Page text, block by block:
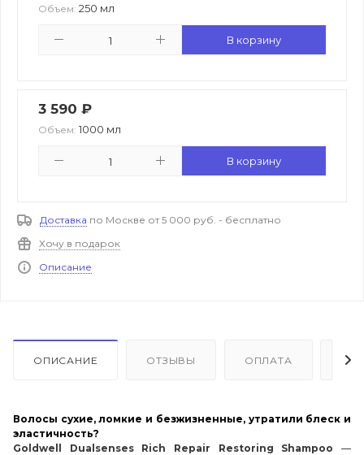
Объем: 250 мл
В корзину
3 590 ₽
Объем: 1000 мл
В корзину
Доставка по Москве от 5 000 руб. - бесплатно
Хочу в подарок
Описание
ОПИСАНИЕ ОТЗЫВЫ ОПЛАТА
Волосы сухие, ломкие и безжизненные, утратили блеск и
эластичность?
Goldwell Dualsenses Rich Repair Restoring Shampoo —